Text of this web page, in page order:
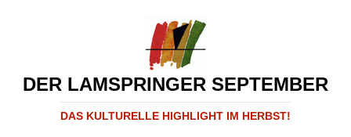
DER LAMSPRINGER SEPTEMBER
DAS KULTURELLE HIGHLIGHT IM HERBST!